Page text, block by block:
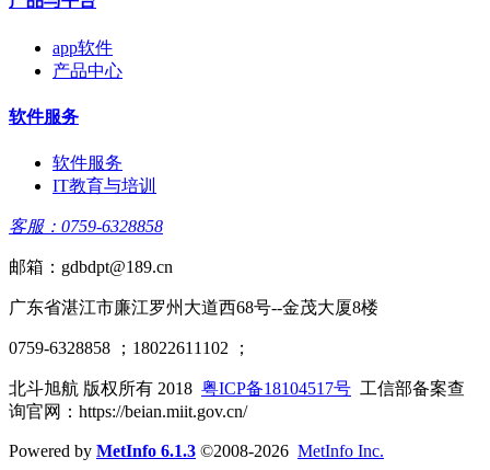
app软件
产品中心
软件服务
软件服务
IT教育与培训
客服：0759-6328858
邮箱：gdbdpt@189.cn
广东省湛江市廉江罗州大道西68号--金茂大厦8楼
0759-6328858 ；18022611102 ；
北斗旭航 版权所有 2018 粤ICP备18104517号 工信部备案查
询官网：https://beian.miit.gov.cn/
Powered by MetInfo 6.1.3 ©2008-2026 MetInfo Inc.